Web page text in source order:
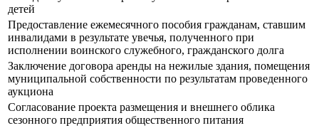
детей
Предоставление ежемесячного пособия гражданам, ставшим
инвалидами в результате увечья, полученного при
исполнении воинского служебного, гражданского долга
Заключение договора аренды на нежилые здания, помещения
муниципальной собственности по результатам проведенного
аукциона
Согласование проекта размещения и внешнего облика
сезонного предприятия общественного питания